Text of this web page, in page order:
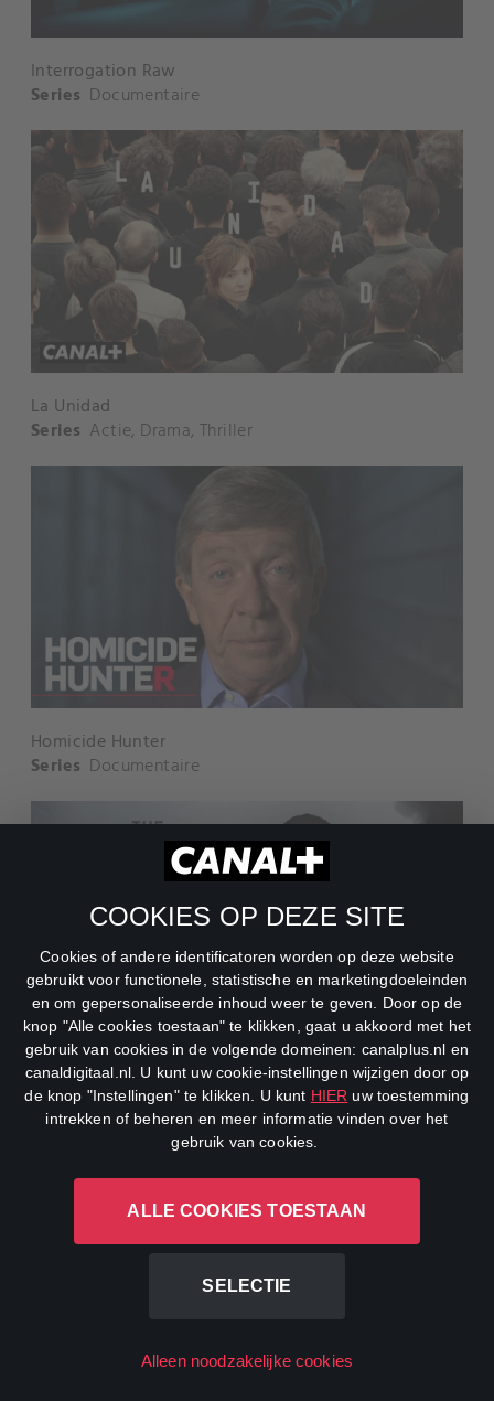
COOKIES OP DEZE SITE
Cookies of andere identificatoren worden op deze website
gebruikt voor functionele, statistische en marketingdoeleinden
en om gepersonaliseerde inhoud weer te geven. Door op de
knop "Alle cookies toestaan" te klikken, gaat u akkoord met het
gebruik van cookies in de volgende domeinen: canalplus.nl en
canaldigitaal.nl. U kunt uw cookie-instellingen wijzigen door op
de knop "Instellingen" te klikken. U kunt HIER uw toestemming
intrekken of beheren en meer informatie vinden over het
gebruik van cookies.
ALLE COOKIES TOESTAAN
SELECTIE
Alleen noodzakelijke cookies
Interrogation Raw
Series Documentaire
La Unidad
Series Actie, Drama,Thriller
Homicide Hunter
Series Documentaire
The Runner
Film2015 Drama